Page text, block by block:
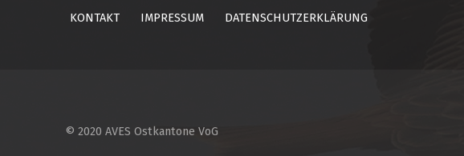
KONTAKT IMPRESSUM DATENSCHUTZERKLÄRUNG
© 2020 AVES Ostkantone VoG